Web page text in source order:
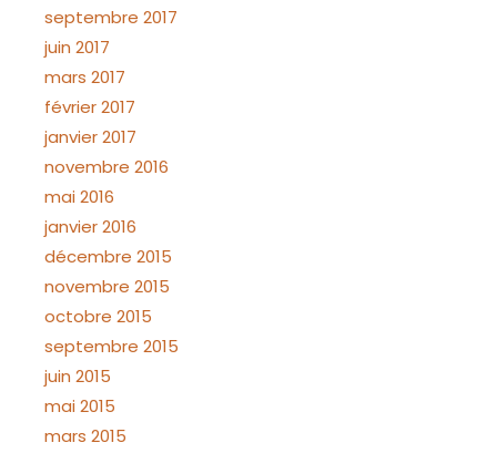
septembre 2017
juin 2017
mars 2017
février 2017
janvier 2017
novembre 2016
mai 2016
janvier 2016
décembre 2015
novembre 2015
octobre 2015
septembre 2015
juin 2015
mai 2015
mars 2015